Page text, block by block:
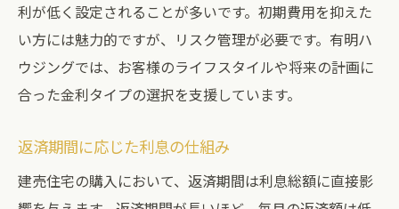
利が低く設定されることが多いです。初期費用を抑えた
い方には魅力的ですが、リスク管理が必要です。有明ハ
ウジングでは、お客様のライフスタイルや将来の計画に
合った金利タイプの選択を支援しています。
返済期間に応じた利息の仕組み
建売住宅の購入において、返済期間は利息総額に直接影